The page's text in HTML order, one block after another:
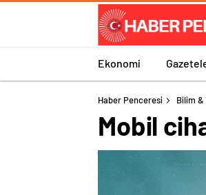
Ekonomi
Haber Penceresi Bilim &
Mobil